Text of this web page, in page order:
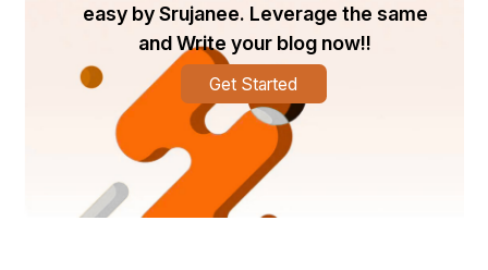
धीमी आवाज में दुष्मंत गा रहा है.... ये देश है वीर जवानों का, मजदूरों
का, किसानों का, ये देश का यारों क्या कहना, और फिर गा रहा है ये
देश है प्रवासियों का, विदेशियों का, ये देश का यारों क्या कहना।
पता नहीं देश किसका है, और स्वागत किसका हो रहा है, और बेघर
easy by Srujanee. Leverage the same
and Write your blog now!!
Get Started